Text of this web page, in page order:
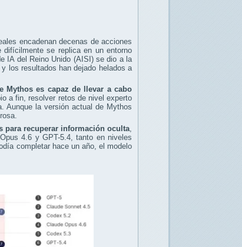
encadenan decenas de acciones
se replica en un entorno
IA del Reino Unido (AISI) se dio a la
los resultados han dejado helados a
Mythos es capaz de llevar a cabo
a fin, resolver retos de nivel experto
Aunque la versión actual de Mythos
para recuperar información oculta
4.6 y GPT-5.4, tanto en niveles
completar hace un año, el modelo